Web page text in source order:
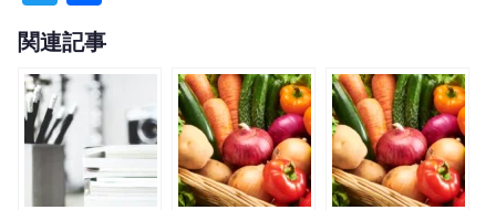
w
it
te
r
有
関連記事